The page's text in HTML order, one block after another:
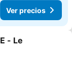
Ver precios
- Le